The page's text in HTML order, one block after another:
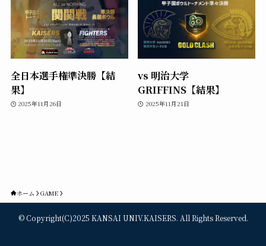
全日本選手権準決勝【結
果】
2025年11月26日
vs 明治大学
GRIFFINS【結果】
2025年11月21日
ホーム GAME
©Copyright(C)2025 KANSAI UNIV.KAISERS. All Rights Reserved.